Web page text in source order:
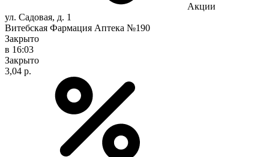
Акции
ул. Садовая, д. 1
Витебская Фармация Аптека №190
Закрыто
в 16:03
Закрыто
3,04 р.